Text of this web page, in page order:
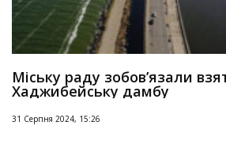
Міську раду зобов’язали
Хаджибейську дамбу
31 Серпня 2024, 15:26